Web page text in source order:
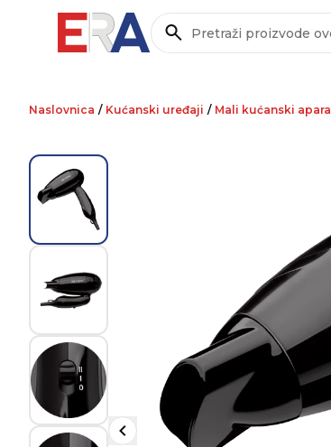
Pretraži
Naslovnica / Kućanski uređaji / Mali kućanski